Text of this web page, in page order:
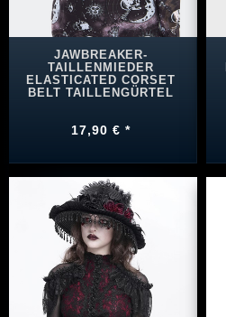
JAWBREAKER-
TAILLENMIEDER
ELASTICATED CORSET
BELT TAILLENGÜRTEL
17,90 € *